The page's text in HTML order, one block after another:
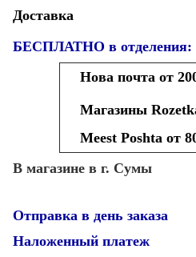
Доставка
БЕСПЛАТНО в отделения:
Нова почта от
Магазины
Meest Poshta от
В магазине в г. Сумы
Отправка в день заказа
Наложенный платеж